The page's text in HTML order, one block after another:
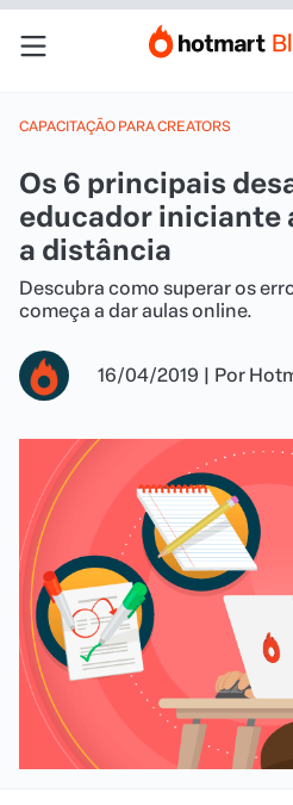
CAPACITAÇÃO PARA CREATORS
Os 6 principais
educador iniciante
a distância
Descubra como superar os
começa a dar aulas online.
16/04/2019 | Por